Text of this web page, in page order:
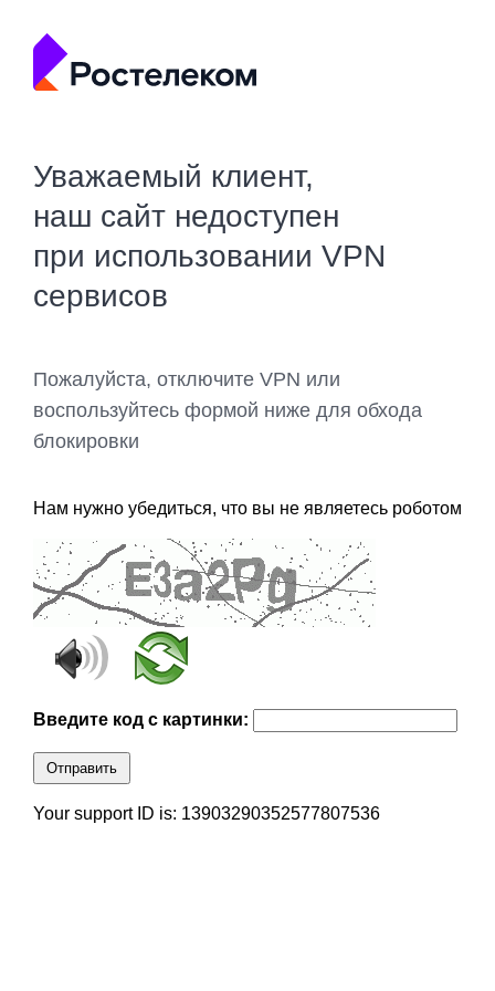
Уважаемый клиент,
наш сайт недоступен
при использовании VPN
сервисов
Пожалуйста, отключите VPN или
воспользуйтесь формой ниже для обхода
блокировки
Нам нужно убедиться, что вы не являетесь роботом
Введите код с картинки:
Отправить
Your support ID is: 13903290352577807536